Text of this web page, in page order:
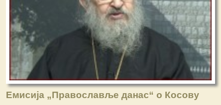
Емисија „Православље данас“ о Косову